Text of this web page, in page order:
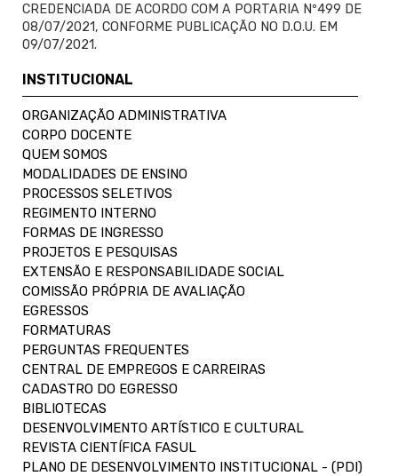
CREDENCIADA DE ACORDO COM A PORTARIA Nº499 DE
08/07/2021, CONFORME PUBLICAÇÃO NO D.O.U. EM
09/07/2021.
INSTITUCIONAL
ORGANIZAÇÃO ADMINISTRATIVA
CORPO DOCENTE
QUEM SOMOS
MODALIDADES DE ENSINO
PROCESSOS SELETIVOS
REGIMENTO INTERNO
FORMAS DE INGRESSO
PROJETOS E PESQUISAS
EXTENSÃO E RESPONSABILIDADE SOCIAL
COMISSÃO PRÓPRIA DE AVALIAÇÃO
EGRESSOS
FORMATURAS
PERGUNTAS FREQUENTES
CENTRAL DE EMPREGOS E CARREIRAS
CADASTRO DO EGRESSO
BIBLIOTECAS
DESENVOLVIMENTO ARTÍSTICO E CULTURAL
REVISTA CIENTÍFICA FASUL
PLANO DE DESENVOLVIMENTO INSTITUCIONAL - (PDI)